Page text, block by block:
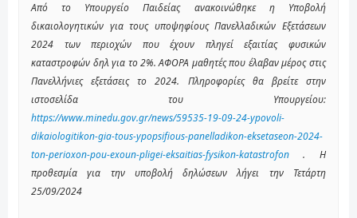
Από το Υπουργείο Παιδείας ανακοινώθηκε η Υποβολή
δικαιολογητικών για τους υποψηφίους Πανελλαδικών Εξετάσεων
2024 των περιοχών που έχουν πληγεί εξαιτίας φυσικών
καταστροφών δηλ για το 2%. ΑΦΟΡΑ μαθητές που έλαβαν μέρος στις
Πανελλήνιες εξετάσεις το 2024. Πληροφορίες θα βρείτε στην
ιστοσελίδα του Υπουργείου:
https://www.minedu.gov.gr/news/59535-19-09-24-ypovoli-
dikaiologitikon-gia-tous-ypopsifious-panelladikon-eksetaseon-2024-
ton-perioxon-pou-exoun-pligei-eksaitias-fysikon-katastrofon . Η
προθεσμία για την υποβολή δηλώσεων λήγει την Τετάρτη
25/09/2024